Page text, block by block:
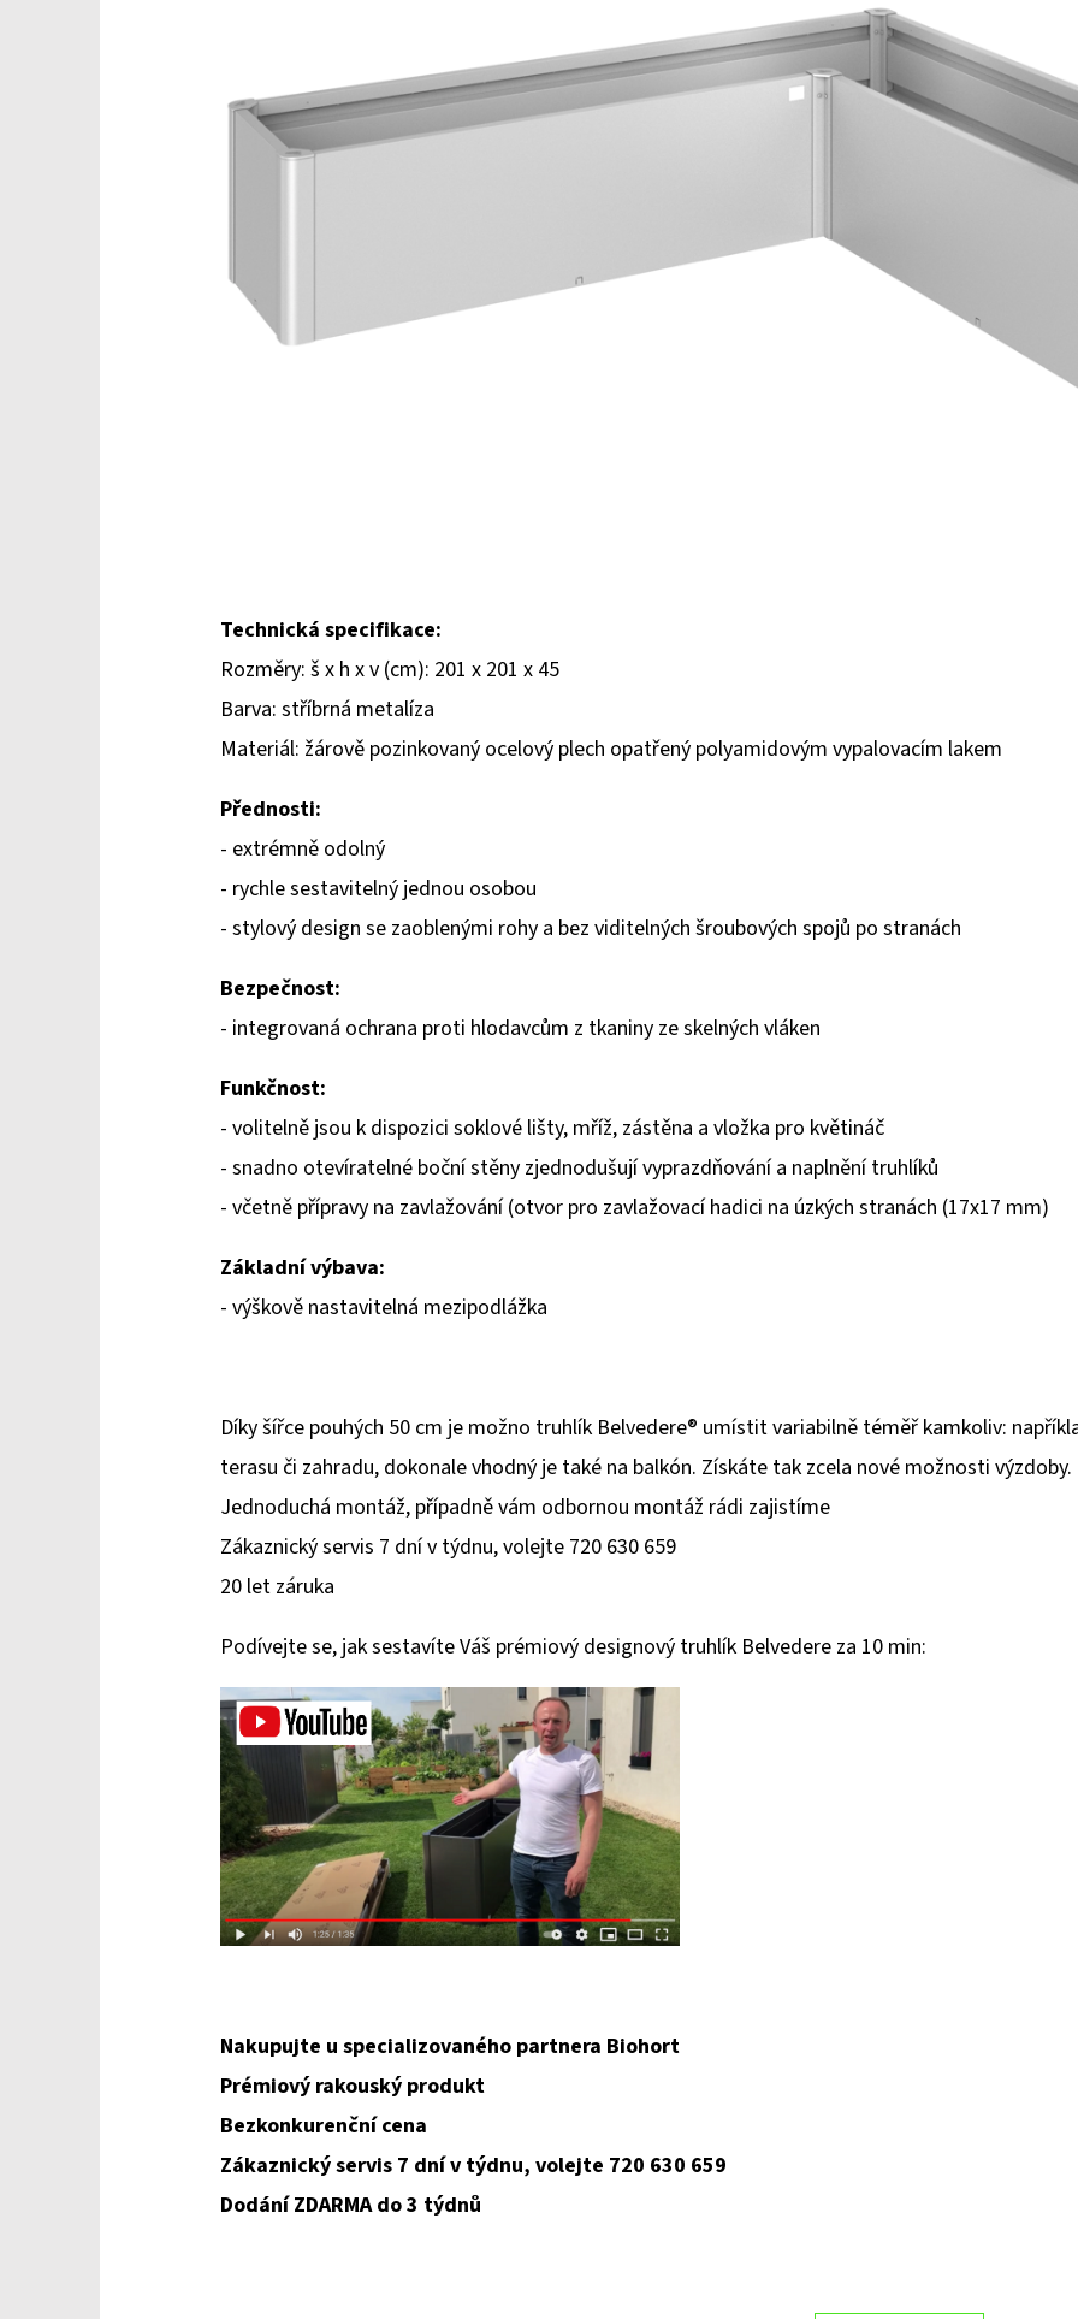
Technická specifikace:
Rozměry: š x h x v (cm): 201 x 201 x 45
Barva: stříbrná metalíza
Materiál: žárově pozinkovaný ocelový plech opatřený polyamidovým vypalovacím lakem
Přednosti:
- extrémně odolný
- rychle sestavitelný jednou osobou
- stylový design se zaoblenými rohy a bez viditelných šroubových spojů po stranách
Bezpečnost:
- integrovaná ochrana proti hlodavcům z tkaniny ze skelných vláken
Funkčnost:
- volitelně jsou k dispozici soklové lišty, mříž, zástěna a vložka pro květináč
- snadno otevíratelné boční stěny zjednodušují vyprazdňování a naplnění truhlíků
- včetně přípravy na zavlažování (otvor pro zavlažovací hadici na úzkých stranách (17x17 mm)
Základní výbava:
- výškově nastavitelná mezipodlážka
Díky šířce pouhých 50 cm je možno truhlík Belvedere® umístit variabilně téměř kamkoliv:
terasu či zahradu, dokonale vhodný je také na balkón. Získáte tak zcela nové možnosti výzdoby.
Jednoduchá montáž, případně vám odbornou montáž rádi zajistíme
Zákaznický servis 7 dní v týdnu, volejte 720 630 659
20 let záruka
Podívejte se, jak sestavíte Váš prémiový designový truhlík Belvedere za 10 min:
Nakupujte u specializovaného partnera Biohort
Prémiový rakouský produkt
Bezkonkurenční cena
Zákaznický servis 7 dní v týdnu, volejte 720 630 659
Dodání ZDARMA do 3 týdnů